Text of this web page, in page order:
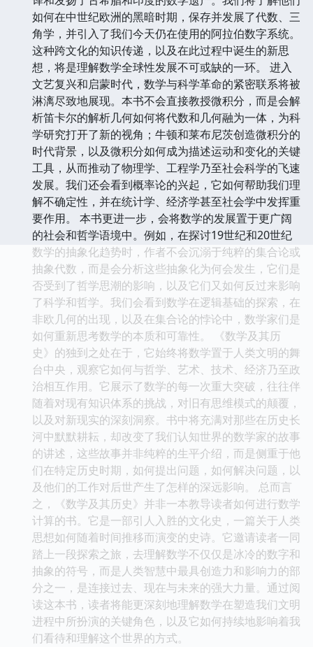
如何在中世纪欧洲的黑暗时期，保存并发展了代数、三
角学，并引入了我们今天仍在使用的阿拉伯数字系统。
这种跨文化的知识传递，以及在此过程中诞生的新思
想，将是理解数学全球性发展不可或缺的一环。 进入
文艺复兴和启蒙时代，数学与科学革命的紧密联系将被
淋漓尽致地展现。本书不会直接教授微积分，而是会解
析笛卡尔的解析几何如何将代数和几何融为一体，为科
学研究打开了新的视角；牛顿和莱布尼茨创造微积分的
时代背景，以及微积分如何成为描述运动和变化的关键
工具，从而推动了物理学、工程学乃至社会科学的飞速
发展。我们还会看到概率论的兴起，它如何帮助我们理
解不确定性，并在统计学、经济学甚至社会学中发挥重
要作用。 本书更进一步，会将数学的发展置于更广阔
的社会和哲学语境中。例如，在探讨19世纪和20世纪
数学的抽象化趋势时，作者不会沉溺于纯粹的集合论或
抽象代数，而是会分析这些抽象化为何会发生，它们是
否受到了哲学思潮的影响，以及它们又如何反过来影响
了科学和哲学。我们会看到数学在逻辑基础的探索，在
非欧几何的出现，以及在集合论的悖论中，数学家们是
如何重新思考数学的本质和可靠性。 《数学及其历
史》的独到之处在于，它始终将数学置于人类文明的舞
台中央，观察它如何与哲学、艺术、技术、经济乃至政
治相互作用。它展示了数学的每一次重大突破，往往伴
随着对现有知识体系的挑战，对旧有思维模式的颠覆，
以及对新现实的深刻洞察。书中将充满对那些在历史长
河中默默耕耘，却改变了我们认知世界的数学家的故事
的讲述，这些故事并非纯粹的生平介绍，而是侧重于他
们在特定历史时期，如何提出问题，如何解决问题，以
及他们的工作对后世产生了怎样的深远影响。 总而言
之，《数学及其历史》并非一本教导读者如何进行数学
计算的书。它是一部引人入胜的文化史，一篇关于人类
思想如何随着时间推移而演变的史诗。它邀请读者一同
踏上一段探索之旅，去理解数学不仅仅是冰冷的数字和
抽象的符号，而是人类智慧中最具创造力和影响力的部
分之一，是连接过去、现在与未来的强大力量。通过阅
读这本书，读者将能更深刻地理解数学在塑造我们文明
进程中所扮演的关键角色，以及它如何持续地影响着我
们看待和理解这个世界的方式。